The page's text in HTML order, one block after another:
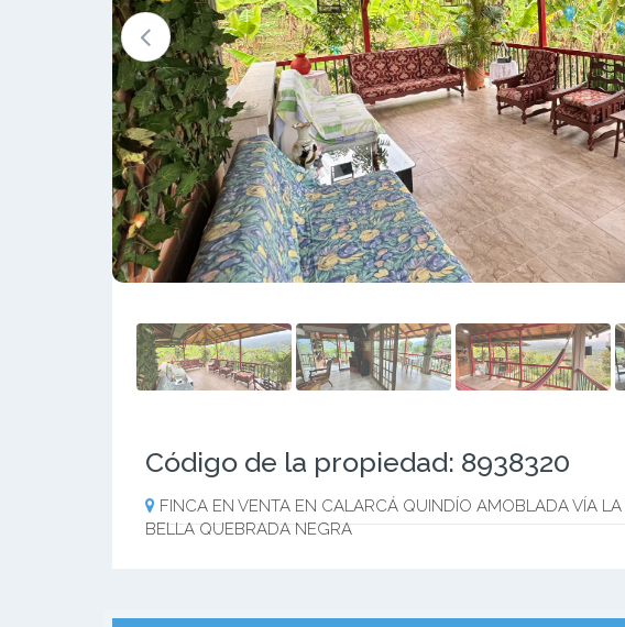
Código de la propiedad: 8938320
FINCA EN VENTA EN CALARCÁ QUINDÍO AMOBLADA VÍA LA
BELLA QUEBRADA NEGRA